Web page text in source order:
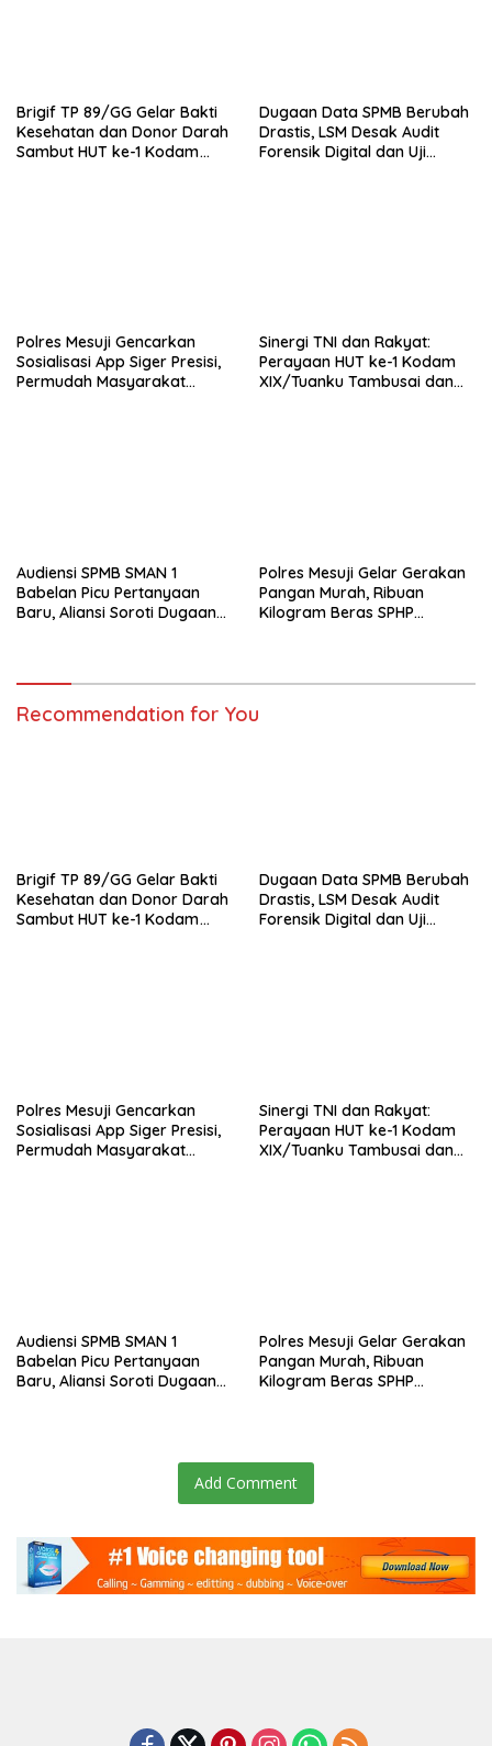
Brigif TP 89/GG Gelar Bakti
Kesehatan dan Donor Darah
Sambut HUT ke-1 Kodam
Dugaan Data SPMB Berubah
Drastis, LSM Desak Audit
Forensik Digital dan Uji
Polres Mesuji Gencarkan
Sosialisasi App Siger Presisi,
Permudah Masyarakat
Sinergi TNI dan Rakyat:
Perayaan HUT ke-1 Kodam
XIX/Tuanku Tambusai dan
Audiensi SPMB SMAN 1
Babelan Picu Pertanyaan
Baru, Aliansi Soroti Dugaan
Polres Mesuji Gelar Gerakan
Pangan Murah, Ribuan
Kilogram Beras SPHP
Recommendation for You
Brigif TP 89/GG Gelar Bakti
Kesehatan dan Donor Darah
Sambut HUT ke-1 Kodam
Dugaan Data SPMB Berubah
Drastis, LSM Desak Audit
Forensik Digital dan Uji
Polres Mesuji Gencarkan
Sosialisasi App Siger Presisi,
Permudah Masyarakat
Sinergi TNI dan Rakyat:
Perayaan HUT ke-1 Kodam
XIX/Tuanku Tambusai dan
Audiensi SPMB SMAN 1
Babelan Picu Pertanyaan
Baru, Aliansi Soroti Dugaan
Polres Mesuji Gelar Gerakan
Pangan Murah, Ribuan
Kilogram Beras SPHP
Add Comment